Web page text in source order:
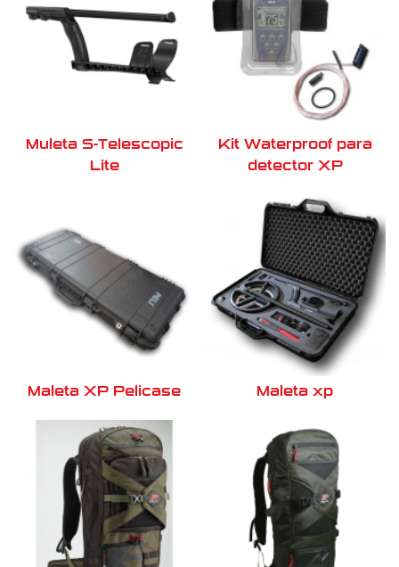
Muleta S-Telescopic
Lite
Kit Waterproof para
detector XP
Maleta XP Pelicase Maleta xp